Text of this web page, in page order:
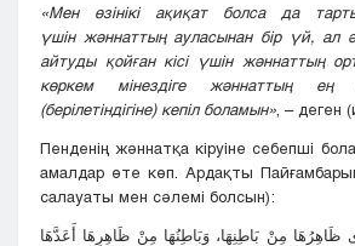
«Мен өзінікі ақиқатболса да
үшін жәннаттың ауласынан бір үй, ал
айтуды қойған кісі үшін жәннаттың
көркем мінездіге жәннаттың ең
(берілетіндігіне) кепіл боламын» , –
Пенденің жәннатқа кіруіне себепші
амалдар өте көп. Ардақты
салауаты мен сәлемі болсын):
ظَاهِرُهَا مِنْ بَاطِنِهَا، وَبَاطِنُهَا مِنْ ظَاهِرِهَا أَعَدَّهَا